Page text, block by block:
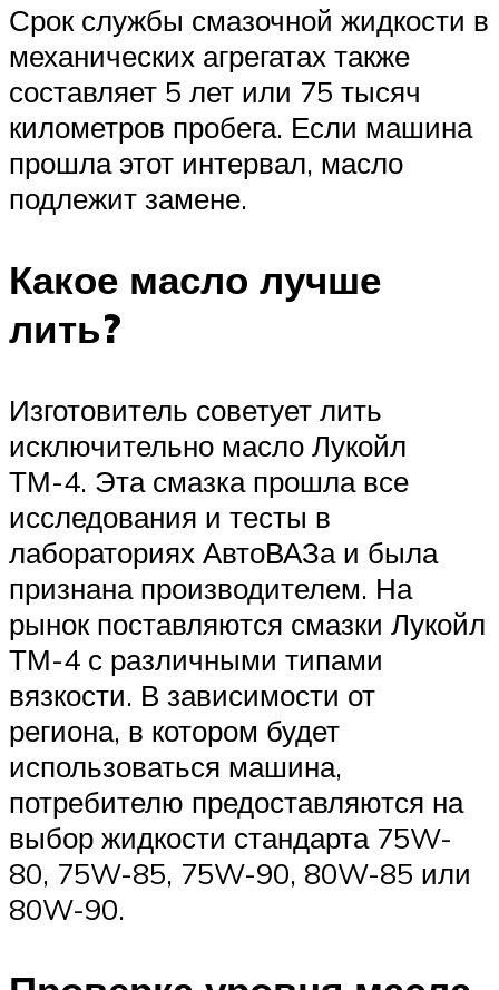
Срок службы смазочной жидкости в
механических агрегатах также
составляет 5 лет или 75 тысяч
километров пробега. Если машина
прошла этот интервал, масло
подлежит замене.
Какое масло лучше
лить?
Изготовитель советует лить
исключительно масло Лукойл
ТМ-4. Эта смазка прошла все
исследования и тесты в
лабораториях АвтоВАЗа и была
признана производителем. На
рынок поставляются смазки Лукойл
ТМ-4 с различными типами
вязкости. В зависимости от
региона, в котором будет
использоваться машина,
потребителю предоставляются на
выбор жидкости стандарта 75W-
80, 75W-85, 75W-90, 80W-85 или
80W-90.